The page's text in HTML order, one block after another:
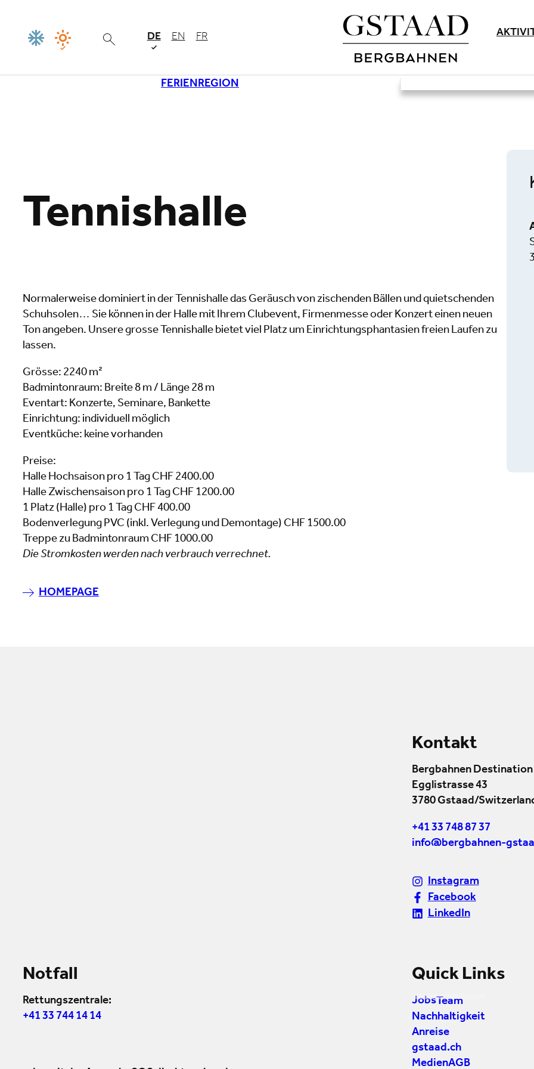
DE EN FR
FERIENREGION
Tennishalle
Normalerweise dominiert in der Tennishalle das Geräusch von zischenden Bällen und quietschenden
Schuhsolen… Sie können in der Halle mit Ihrem Clubevent, Firmenmesse oder Konzert einen neuen
Ton angeben. Unsere grosse Tennishalle bietet viel Platz um Einrichtungsphantasien freien Laufen zu
lassen.
Grösse: 2240 m²
Badmintonraum: Breite 8 m / Länge 28 m
Eventart: Konzerte, Seminare, Bankette
Einrichtung: individuell möglich
Eventküche: keine vorhanden
Preise:
Halle Hochsaison pro 1 Tag CHF 2400.00
Halle Zwischensaison pro 1 Tag CHF 1200.00
1 Platz (Halle) pro 1 Tag CHF 400.00
Bodenverlegung PVC (inkl. Verlegung und Demontage) CHF 1500.00
Treppe zu Badmintonraum CHF 1000.00
Die Stromkosten werden nach verbrauch verrechnet.
HOMEPAGE
Kontakt
Bergbahnen Destination
Egglistrasse 43
3780 Gstaad/
+41 33 748 87 37
info@bergbahnen-
Instagram
Facebook
LinkedIn
Notfall
Rettungszentrale:
+41 33 744 14 14
Quick Links
Jobs Team
Nachhaltigkeit
Anreise
gstaad.ch
MedienAGB